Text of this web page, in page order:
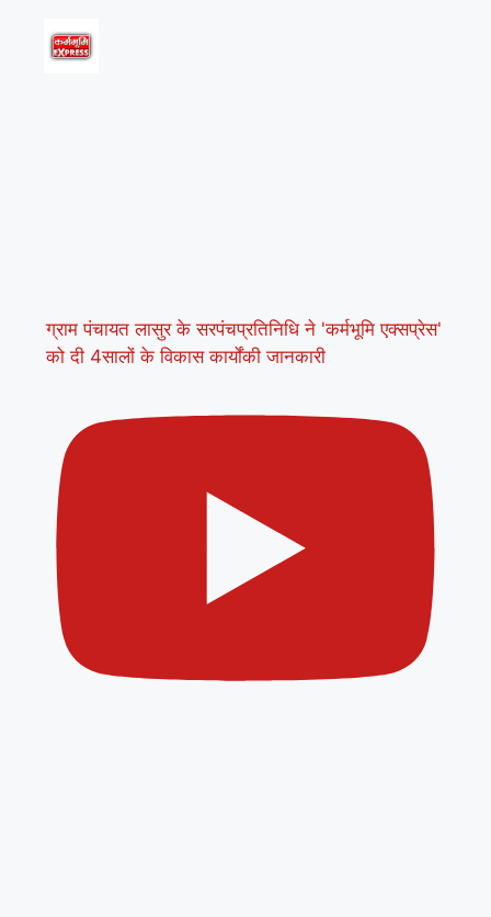
ग्राम पंचायत लासुर के सरपंचप्रतिनिधि ने 'कर्मभूमि एक्सप्रेस'
को दी 4सालों के विकास कार्योंकी जानकारी